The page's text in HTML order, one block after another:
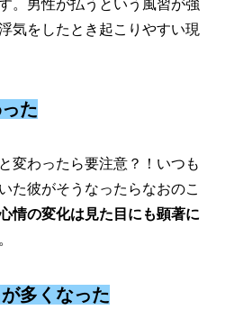
。男性が払うという風習が強
気をしたとき起こりやすい現
た
変わったら要注意？！いつも
た彼がそうなったらなおのこ
情の変化は見た目にも顕著に
多くなった